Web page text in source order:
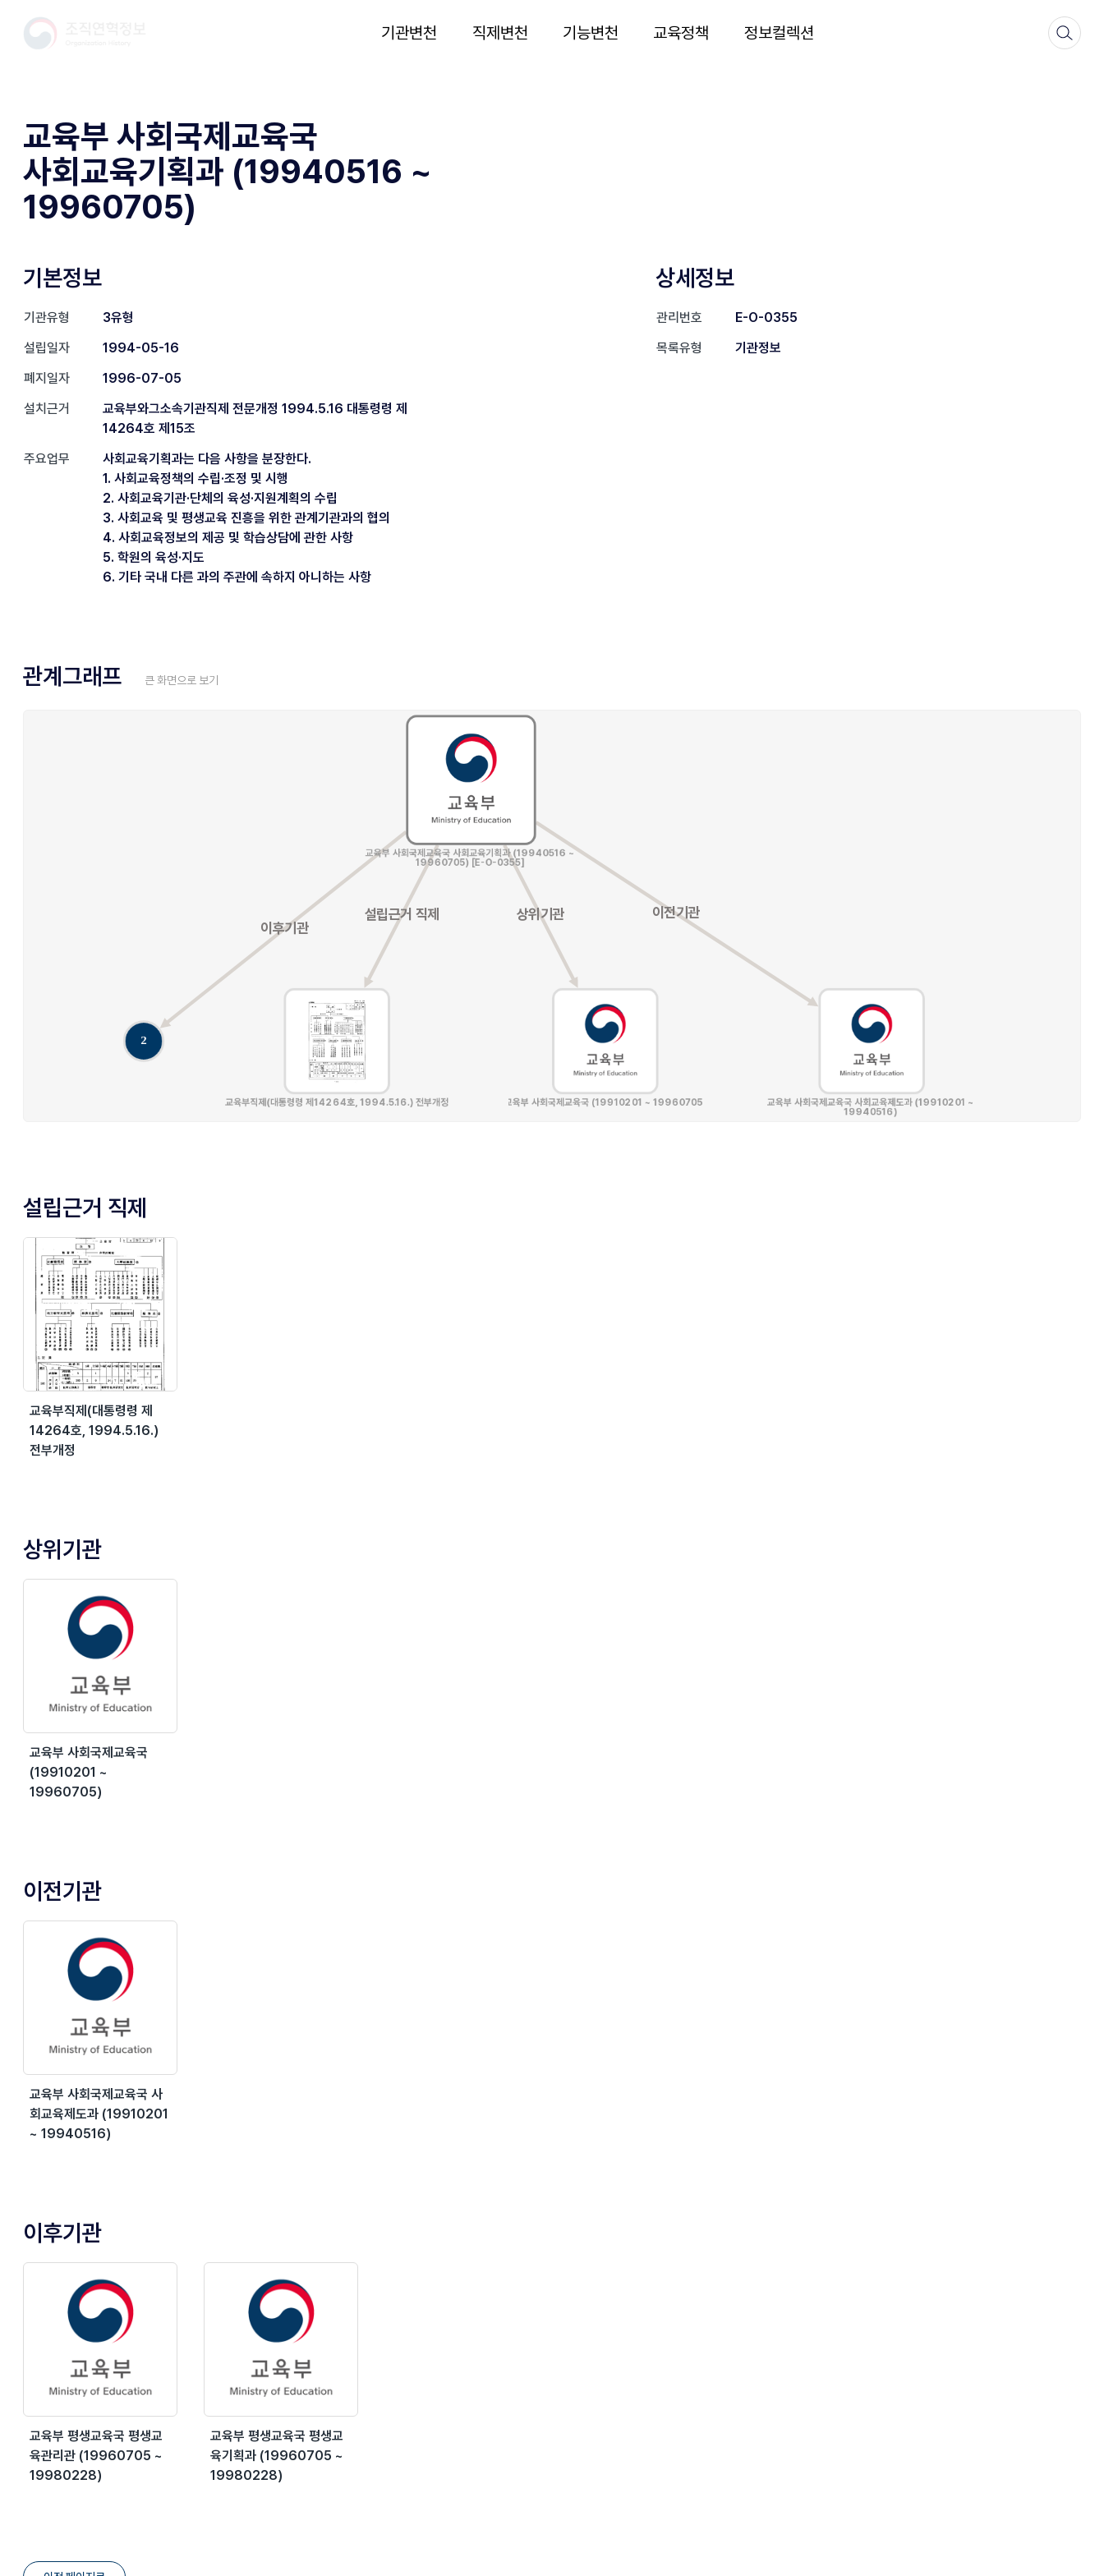
기관변천 직제변천 기능변천 교육정책 정보컬렉션
교육부 사회국제교육국
사회교육기획과 (19940516 ~
19960705)
기본정보
기관유형
3유형
설립일자
1994-05-16
폐지일자
1996-07-05
설치근거
교육부와그소속기관직제 전문개정 1994.5.16 대통령령 제
14264호 제15조
주요업무
사회교육기획과는 다음 사항을 분장한다.
1. 사회교육정책의 수립·조정 및 시행
2. 사회교육기관·단체의 육성·지원계획의 수립
3. 사회교육 및 평생교육 진흥을 위한 관계기관과의 협의
4. 사회교육정보의 제공 및 학습상담에 관한 사항
5. 학원의 육성·지도
6. 기타 국내 다른 과의 주관에 속하지 아니하는 사항
상세정보
관리번호
E-O-0355
목록유형
기관정보
관계그래프 큰 화면으로 보기
설립근거 직제
교육부직제(대통령령 제
14264호, 1994.5.16.)
전부개정
상위기관
교육부 사회국제교육국
(19910201 ~
19960705)
이전기관
교육부 사회국제교육국 사
회교육제도과 (19910201
~ 19940516)
이후기관
교육부 평생교육국 평생교
육관리관 (19960705 ~
19980228)
교육부 평생교육국 평생교
육기획과 (19960705 ~
19980228)